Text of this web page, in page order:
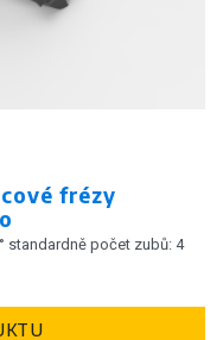
frézy
standardně počet zubů: 4